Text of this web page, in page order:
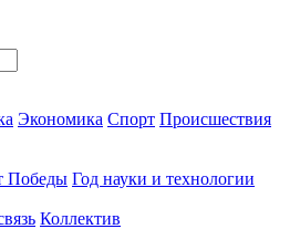
Экономика Спорт Происшествия
Победы Год науки и технологии
Коллектив